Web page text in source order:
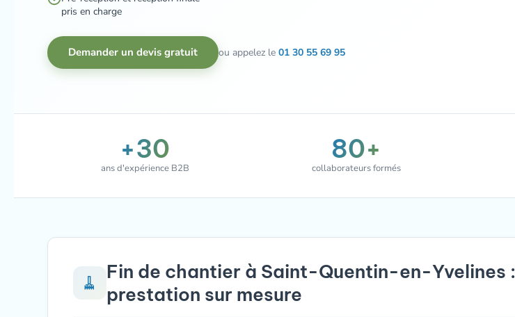
pris en charge
Demander un devis gratuit ou appelez le 01 30 55 69 95
+30
ans d'expérience B2B
80+
collaborateurs formés
🧹 Fin de chantier à Saint-Quentin-en-Yvelines :
prestation sur mesure